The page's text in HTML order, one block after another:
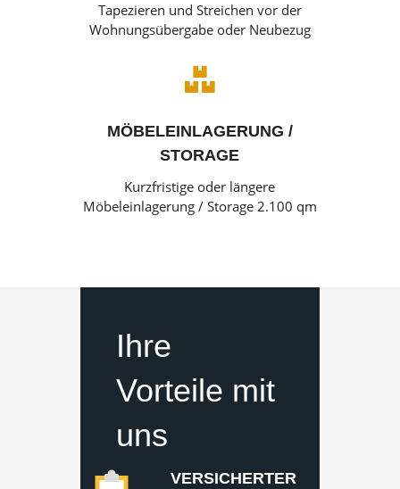
Tapezieren und Streichen vor der
Wohnungsübergabe oder Neubezug

MÖBELEINLAGERUNG /
STORAGE
Kurzfristige oder längere
Möbeleinlagerung / Storage 2.100 qm
Ihre
Vorteile mit
uns
VERSICHERTER